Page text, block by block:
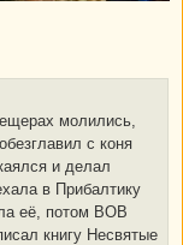
молились,
с коня
и делал
в Прибалтику
её, потом ВОВ
книгу Несвятые